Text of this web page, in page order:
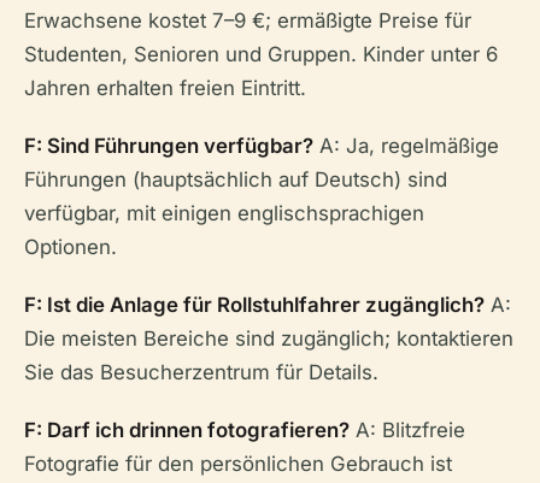
Erwachsene kostet 7–9 €; ermäßigte Preise für
Studenten, Senioren und Gruppen. Kinder unter 6
Jahren erhalten freien Eintritt.
F: Sind Führungen verfügbar? A: Ja, regelmäßige
Führungen (hauptsächlich auf Deutsch) sind
verfügbar, mit einigen englischsprachigen
Optionen.
F: Ist die Anlage für Rollstuhlfahrer zugänglich? A:
Die meisten Bereiche sind zugänglich; kontaktieren
Sie das Besucherzentrum für Details.
F: Darf ich drinnen fotografieren? A: Blitzfreie
Fotografie für den persönlichen Gebrauch ist